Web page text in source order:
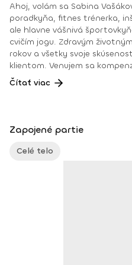
Ahoj, volám sa Sabina Vašáková. Som certifikovaná
poradkyňa, fitnes trénerka,
ale hlavne vášnivá
cvičím jogu. Zdravým životným štýlom sa zaoberám už od 15
rokov a všetky svoje
klientom. Venujem sa
fyzickej kondície, formovaniu
S týmto všetkým idem ruka v ruke. Ukážem ti
Chudnutie Formovanie postavy Cvičenie s vlastnou váhou
tela Core Funkčný tréning SM SYSTÉM = boľavý chrbát
Výživové poradenstvo Moje osobné motto: „Zdravé telo,
Čítať viac
Zapojené partie
Celé telo